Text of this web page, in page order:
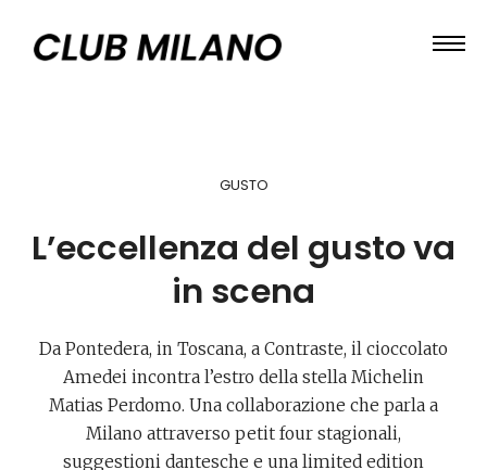
GUSTO
L’eccellenza del gusto va
in scena
Da Pontedera, in Toscana, a Contraste, il cioccolato
Amedei incontra l’estro della stella Michelin
Matias Perdomo. Una collaborazione che parla a
Milano attraverso petit four stagionali,
suggestioni dantesche e una limited edition